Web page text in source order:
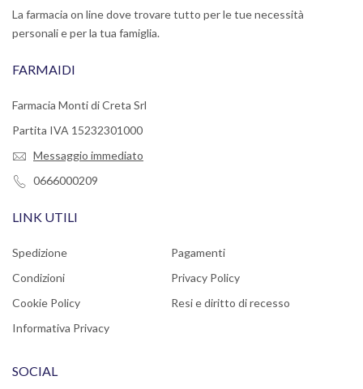
La farmacia on line dove trovare tutto per le tue necessità
personali e per la tua famiglia.
FARMAIDI
Farmacia Monti di Creta Srl
Partita IVA 15232301000
Messaggio immediato
0666000209
LINK UTILI
Spedizione
Pagamenti
Condizioni
Privacy Policy
Cookie Policy
Resi e diritto di recesso
Informativa Privacy
SOCIAL